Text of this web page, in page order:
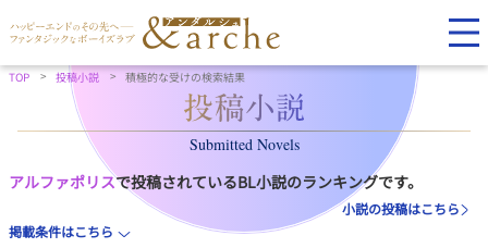
TOP 投稿小説 積極的な受けの検索結果
Submitted Novels
アルファポリスで投稿されているBL小説のランキングです。
小説の投稿はこちら
掲載条件はこちら